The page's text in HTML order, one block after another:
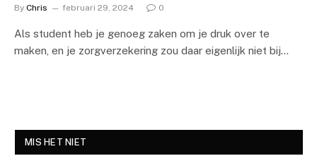
By Chris februari 29, 2024 0
Als student heb je genoeg zaken om je druk over te
maken, en je zorgverzekering zou daar eigenlijk niet bij…
MIS HET NIET